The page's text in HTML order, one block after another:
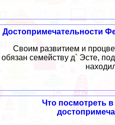
Достопримечательности
Своим развитием и
обязан семейству д` Эсте,
Что посмотреть